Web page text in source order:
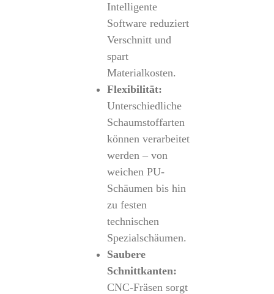
Intelligente
Software reduziert
Verschnitt und
spart
Materialkosten.
Flexibilität:
Unterschiedliche
Schaumstoffarten
können verarbeitet
werden – von
weichen PU-
Schäumen bis hin
zu festen
technischen
Spezialschäumen.
Saubere
Schnittkanten:
CNC-Fräsen sorgt